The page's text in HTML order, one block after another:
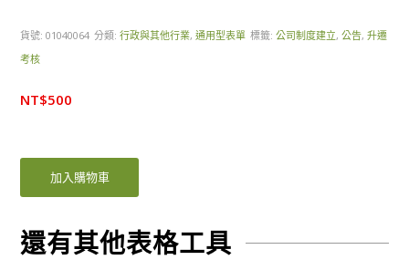
貨號: 01040064 分類:行政與其他行業,通用型表單 標籤:公司制度建立,公告,升遷
考核
NT$500
加入購物車
還有其他表格工具